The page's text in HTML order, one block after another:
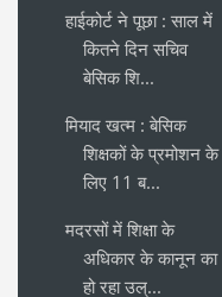
हाईकोर्ट ने पूछा : साल में
कितने दिन सचिव
बेसिक शि...
मियाद खत्म : बेसिक
शिक्षकों के प्रमोशन के
लिए 11 ब...
मदरसों में शिक्षा के
अधिकार के कानून का
हो रहा उल्...